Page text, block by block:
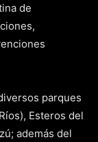
de
parques
Esteros del
además del